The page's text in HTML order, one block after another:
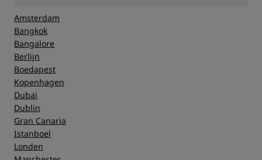
Amsterdam
Bangkok
Bangalore
Berlijn
Boedapest
Kopenhagen
Dubai
Dublin
Gran Canaria
Istanboel
Londen